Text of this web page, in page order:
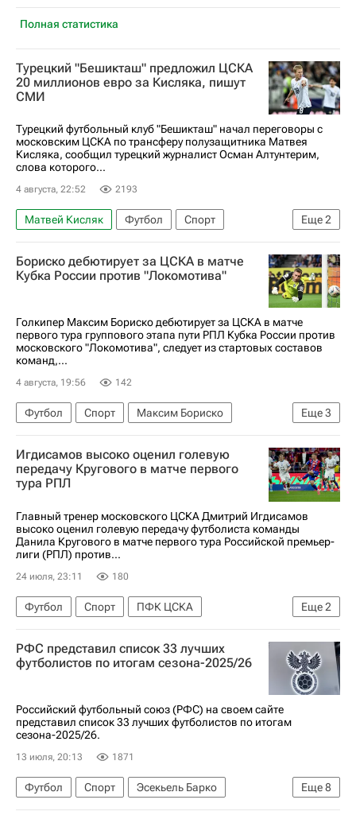
Полная статистика
Турецкий "Бешикташ" предложил ЦСКА
20 миллионов евро за Кисляка, пишут
СМИ
Турецкий футбольный клуб "Бешикташ" начал переговоры с
московским ЦСКА по трансферу полузащитника Матвея
Кисляка, сообщил турецкий журналист Осман Алтунтерим,
слова которого...
4 августа, 22:52 2193
Еще2
Матвей Кисляк Футбол
Спорт
Бешикташ
ПФК ЦСКА
Бориско дебютирует за ЦСКА в матче
Кубка России против "Локомотива"
Голкипер Максим Бориско дебютирует за ЦСКА в матче
первого тура группового этапа пути РПЛ Кубка России против
московского "Локомотива", следует из стартовых составов
команд,...
4 августа, 19:56 142
Еще3
Футбол Спорт
Максим Бориско
ПФК ЦСКА
Локомотив (Москва)
РПЛ 2026-2027 (Чемпионат России по футболу)
Игдисамов высоко оценил голевую
передачу Кругового в матче первого
тура РПЛ
Главный тренер московского ЦСКА Дмитрий Игдисамов
высоко оценил голевую передачу футболиста команды
Данила Кругового в матче первого тура Российской премьер-
лиги (РПЛ) против...
24 июля, 23:11 180
Еще2
Футбол Спорт
ПФК ЦСКА
РПЛ 2026-2027 (Чемпионат России по футболу)
Балтика
РФС представил список 33 лучших
футболистов по итогам сезона-2025/26
Российский футбольный союз (РФС) на своем сайте
представил список 33 лучших футболистов по итогам
сезона-2025/26.
13 июля, 20:13 1871
Еще8
Футбол Спорт
Эсекьель Барко
Российский футбольный союз (РФС)